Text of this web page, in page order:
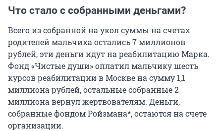
Что стало с собранными деньгами?
Всего из собранной на укол суммы на счетах
родителей мальчика остались 7 миллионов
рублей, эти деньги идут на реабилитацию Марка.
Фонд «Чистые души» оплатил мальчику шесть
курсов реабилитации в Москве на сумму 1,1
миллиона рублей, остальные собранные 2
миллиона вернул жертвователям. Деньги,
собранные фондом Ройзмана*, остаются на счете
организации.